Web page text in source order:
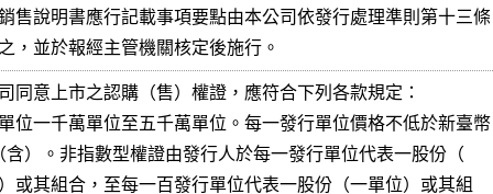
售說明書應行記載事項要點由本公司依發行處理準則第十三條
，並於報經主管機關核定後施行。
同意上市之認購（售）權證，應符合下列各款規定：
位一千萬單位至五千萬單位。每一發行單位價格不低於新臺幣